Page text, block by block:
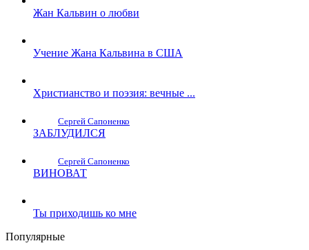
Жан Кальвин о любви
Учение Жана Кальвина в США
Христианство и поэзия: вечные ...
Сергей Сапоненко
ЗАБЛУДИЛСЯ
Сергей Сапоненко
ВИНОВАТ
Ты приходишь ко мне
Популярные